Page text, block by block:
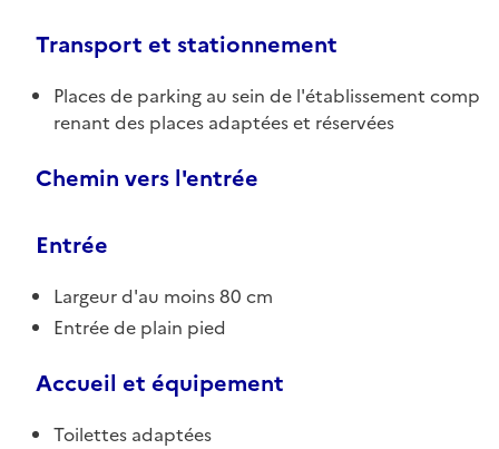
Transport et stationnement
Places de parking au sein de l'établissement comp
renant des places adaptées et réservées
Chemin vers l'entrée
Entrée
Largeur d'au moins 80 cm
Entrée de plain pied
Accueil et équipement
Toilettes adaptées